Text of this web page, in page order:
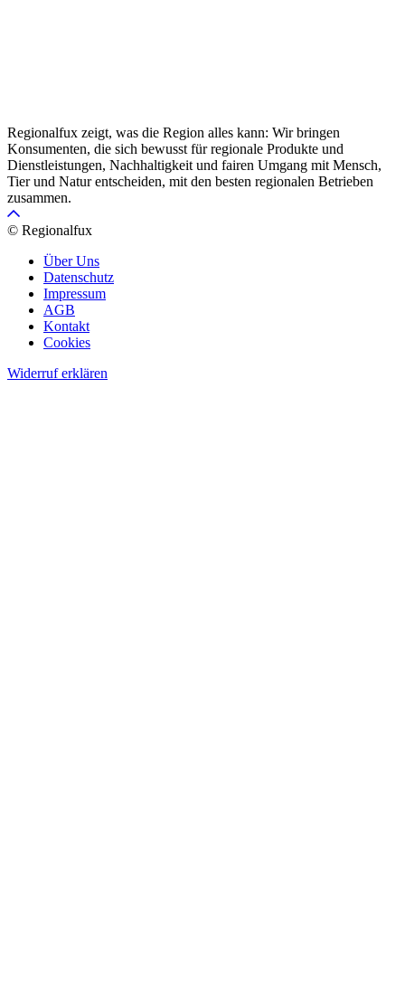
Regionalfux zeigt, was die Region alles kann: Wir bringen
Konsumenten, die sich bewusst für regionale Produkte und
Dienstleistungen, Nachhaltigkeit und fairen Umgang mit Mensch,
Tier und Natur entscheiden, mit den besten regionalen Betrieben
zusammen.
© Regionalfux
Über Uns
Datenschutz
Impressum
AGB
Kontakt
Cookies
Widerruf erklären